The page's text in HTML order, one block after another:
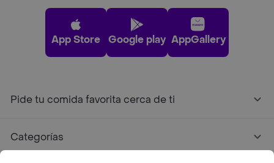
App Store Google play AppGallery
Pide tu comida favorita cerca de ti
Categorías